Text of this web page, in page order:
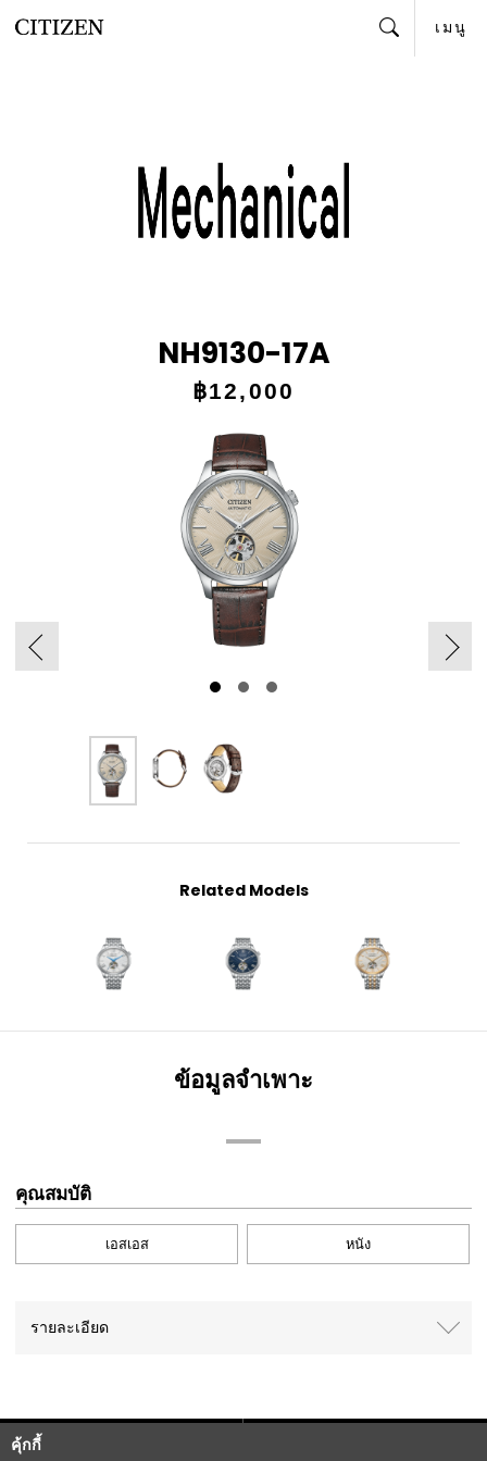
คุ้กกี้
เมนู
NH9130-17A
฿12,000
Related Models
ข้อมูลจำเพาะ
คุณสมบัติ
เอสเอส หนัง
รายละเอียด